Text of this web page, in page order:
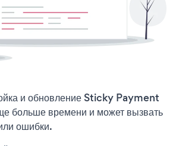
и обновление Sticky Payment
больше времени и может вызвать
ошибки.